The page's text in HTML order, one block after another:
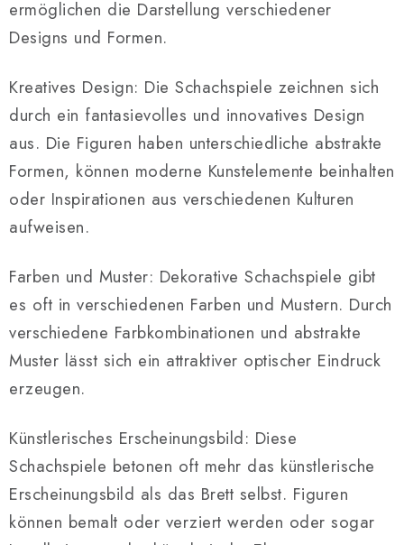
e
d
r
L
i
s
t
e
ermöglichen die Darstellung verschiedener
Designs und Formen.
Kreatives Design: Die Schachspiele zeichnen sich
durch ein fantasievolles und innovatives Design
aus. Die Figuren haben unterschiedliche abstrakte
Formen, können moderne Kunstelemente beinhalten
oder Inspirationen aus verschiedenen Kulturen
aufweisen.
Farben und Muster: Dekorative Schachspiele gibt
es oft in verschiedenen Farben und Mustern. Durch
verschiedene Farbkombinationen und abstrakte
Muster lässt sich ein attraktiver optischer Eindruck
erzeugen.
Künstlerisches Erscheinungsbild: Diese
Schachspiele betonen oft mehr das künstlerische
Erscheinungsbild als das Brett selbst. Figuren
können bemalt oder verziert werden oder sogar